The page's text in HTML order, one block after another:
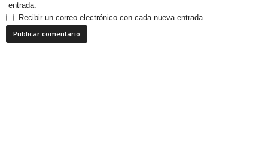
entrada.
Recibir un correo electrónico con cada nueva entrada.